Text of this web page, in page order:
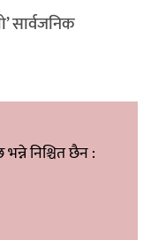
सार्वजनिक
निश्चित छैन :